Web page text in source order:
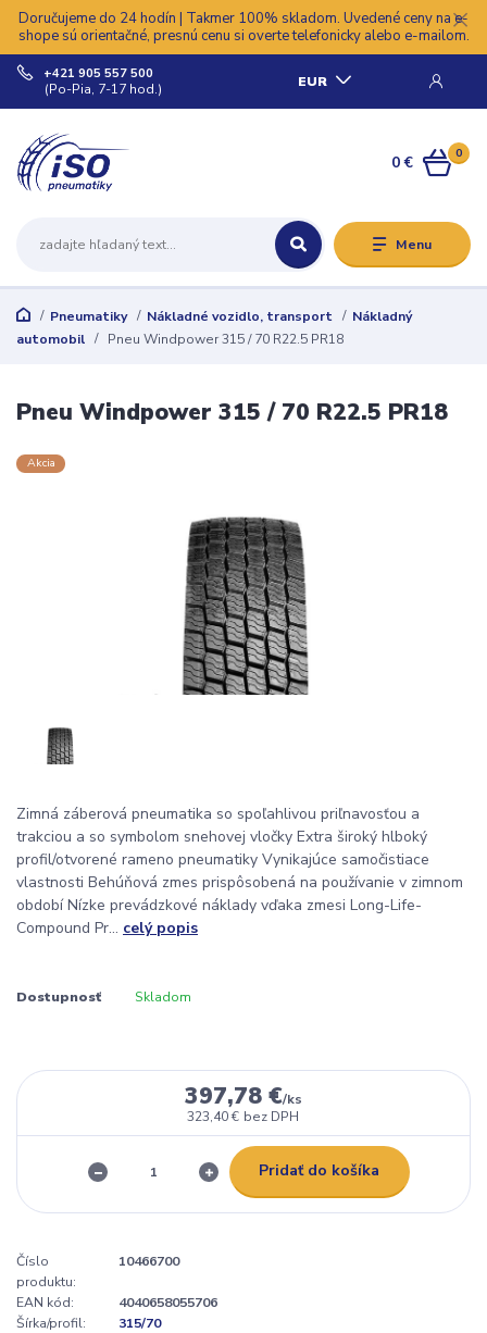
Doručujeme do 24 hodín | Takmer 100% skladom. Uvedené ceny na e-
shope sú orientačné, presnú cenu si overte telefonicky alebo e-mailom.
Menu
EUR
+421 905 557 500
(Po-Pia, 7-17 hod.)
0
0 €
Pneumatiky Nákladné vozidlo, transport
Nákladný
automobil
Pneu Windpower 315 / 70 R22.5 PR18
Pneu Windpower 315 / 70 R22.5 PR18
Akcia
Zimná záberová pneumatika so spoľahlivou priľnavosťou a
trakciou a so symbolom snehovej vločky Extra široký hlboký
profil/otvorené rameno pneumatiky Vynikajúce samočistiace
vlastnosti Behúňová zmes prispôsobená na používanie v zimnom
období Nízke prevádzkové náklady vďaka zmesi Long-Life-
Compound Pr... celý popis
Dostupnosť Skladom
397,78 €/ks
323,40 € bez DPH
Pridať do košíka
Číslo
produktu:
10466700
EAN kód:
4040658055706
Šírka/profil:
315/70